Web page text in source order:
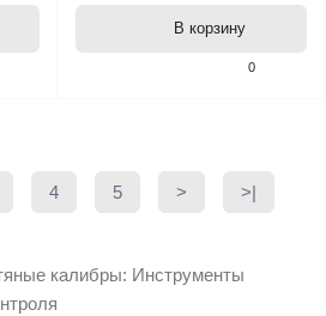
0
В корзину
4 5 > >|
калибры: Инструменты